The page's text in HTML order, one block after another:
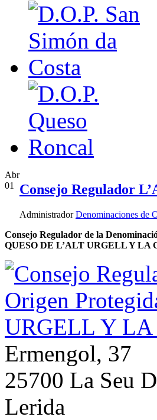
Abr
01
Consejo Regulador
Administrador Denominaciones de
Consejo Regulador de la
QUESO DE L’ALT URGELL Y LA
Ermengol, 37
25700 La Seu
Lerida